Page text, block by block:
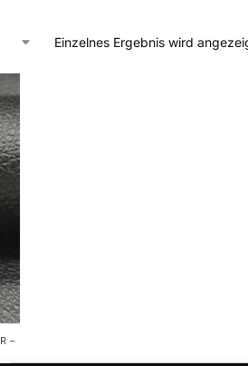
Einzelnes Ergebnis wird
–